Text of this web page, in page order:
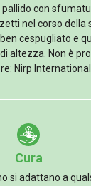
con
nel corso della
cespugliato e
altezza. Non è
Nirp International
Cura
si adattano a